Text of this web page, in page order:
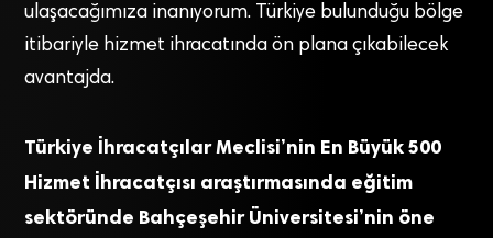
ulaşacağımıza inanıyorum. Türkiye bulunduğu bölge
itibariyle hizmet ihracatında ön plana çıkabilecek
avantajda.
Türkiye İhracatçılar Meclisi’nin En Büyük 500
Hizmet İhracatçısı araştırmasında eğitim
sektöründe Bahçeşehir Üniversitesi’nin öne